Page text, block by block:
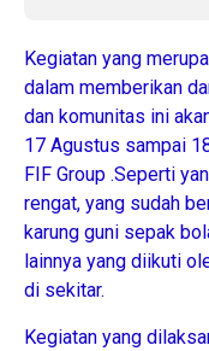
Kegiatan yang
dalam memberikan
dan komunitas ini
17 Agustus sampai
FIF Group .Seperti
rengat, yang sudah
karung guni sepak
lainnya yang diikuti
di sekitar.
Kegiatan yang